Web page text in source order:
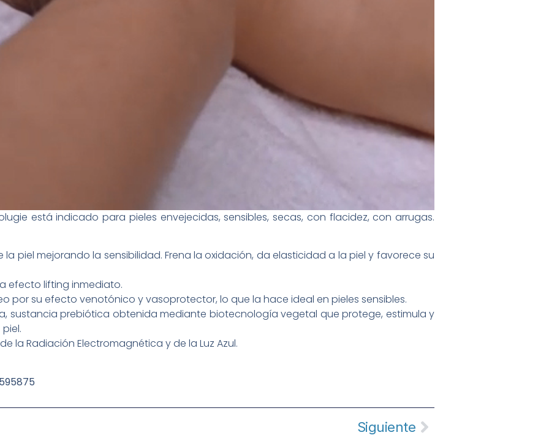
está indicado para pieles envejecidas, sensibles, secas, con flacidez, con arrugas.
piel mejorando la sensibilidad. Frena la oxidación, da elasticidad a la piel y favorece su
efecto lifting inmediato.
por su efecto venotónico y vasoprotector, lo que la hace ideal en pieles sensibles.
sustancia prebiótica obtenida mediante biotecnología vegetal que protege, estimula y
la Radiación Electromagnética y de la Luz Azul.
Siguiente